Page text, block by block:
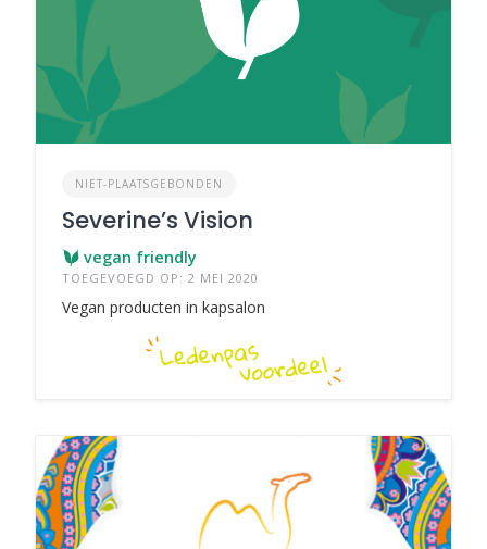
NIET-PLAATSGEBONDEN
Severine’s Vision
vegan friendly
TOEGEVOEGD OP: 2 MEI 2020
Vegan producten in kapsalon